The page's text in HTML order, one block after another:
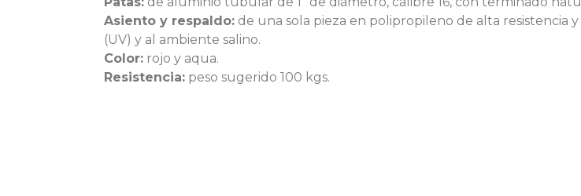
Asiento y respaldo: de una sola pieza en polipropileno de alta resistencia
(UV) y al ambiente salino.
Color: rojo y aqua.
Resistencia: peso sugerido 100 kgs.